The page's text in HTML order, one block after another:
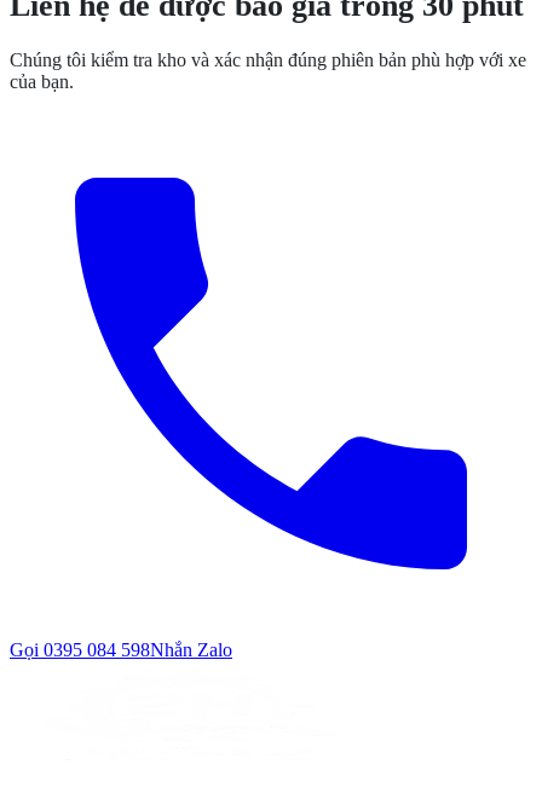
Chúng tôi kiểm tra kho và xác nhận đúng phiên bản phù hợp với xe
của bạn.
Gọi 0395 084 598Nhắn Zalo